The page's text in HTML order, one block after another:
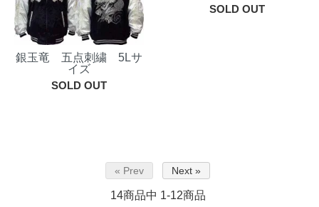
銀玉竜 五点刺繍 5Lサ
イズ
SOLD OUT
SOLD OUT
« Prev Next »
14商品中 1-12商品